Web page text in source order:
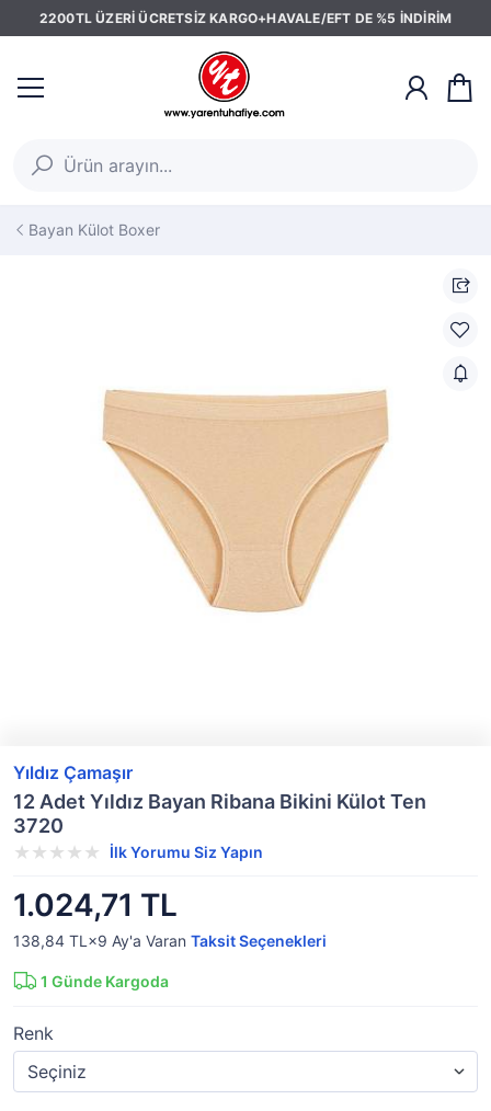
2200TL ÜZERİ ÜCRETSİZ KARGO+HAVALE/EFT DE %5 İNDİRİM
Bayan Külot Boxer
Yıldız Çamaşır
12 Adet Yıldız Bayan Ribana Bikini Külot Ten
3720
İlk Yorumu Siz Yapın
1.024,71 TL
138,84 TL×9 Ay'a Varan Taksit Seçenekleri
1 Günde Kargoda
Renk